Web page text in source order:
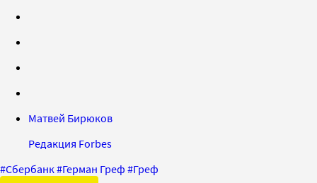
Матвей Бирюков
Редакция Forbes
#Сбербанк#Герман Греф #Греф